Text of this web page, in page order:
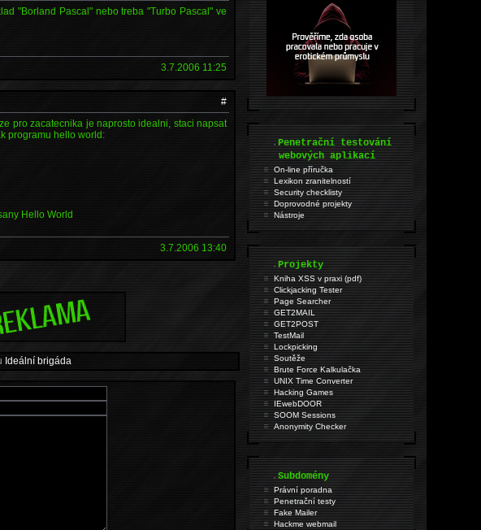
"Borland Pascal" nebo treba "Turbo Pascal" ve
3.7.2006 11:25
#
pro zacatecnika je naprosto idealni, staci napsat
programu hello world:
Hello World
3.7.2006 13:40
Ideální brigáda
.Penetrační testování
webových aplikací
On-line příručka
Lexikon zranitelností
Security checklisty
Doprovodné projekty
Nástroje
.Projekty
Kniha XSS v praxi (pdf)
Clickjacking Tester
Page Searcher
GET2MAIL
GET2POST
TestMail
Lockpicking
Soutěže
Brute Force Kalkulačka
UNIX Time Converter
Hacking Games
IEwebDOOR
SOOM Sessions
Anonymity Checker
.Subdomény
Právní poradna
Penetrační testy
Fake Mailer
Hackme webmail